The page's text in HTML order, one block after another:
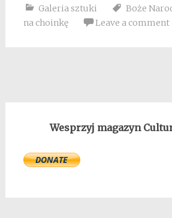
Galeria sztuki Boże
na choinkę
Leave a comment
Wesprzyj magazyn